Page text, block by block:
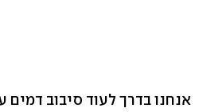
אנחנו בדרך לעוד סיבוב